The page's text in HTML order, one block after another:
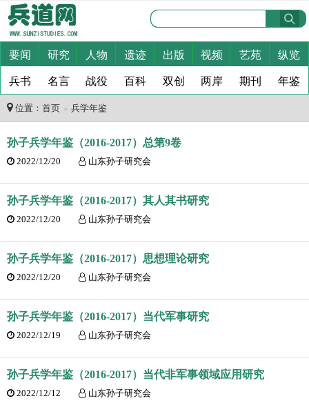
要闻 研究 人物 遗迹 出版 视频 艺苑 纵览
兵书 名言 战役 百科 双创 两岸 期刊 年鉴
位置： 首页 ＞ 兵学年鉴
孙子兵学年鉴（2016-2017）总第9卷
2022/12/20 山东孙子研究会
孙子兵学年鉴（2016-2017）其人其书研究
2022/12/20 山东孙子研究会
孙子兵学年鉴（2016-2017）思想理论研究
2022/12/20 山东孙子研究会
孙子兵学年鉴（2016-2017）当代军事研究
2022/12/19 山东孙子研究会
孙子兵学年鉴（2016-2017）当代非军事领域应用研究
2022/12/12 山东孙子研究会